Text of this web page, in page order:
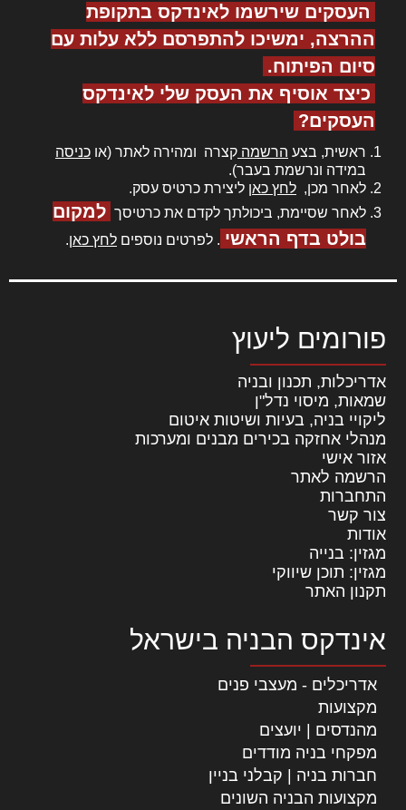
העסקים שירשמו לאינדקס בתקופת
ההרצה, ימשיכו להתפרסם ללא עלות עם
סיום הפיתוח.
כיצד אוסיף את העסק שלי לאינדקס
העסקים?
ראשית, בצע הרשמה קצרה ומהירה לאתר (או כניסה
במידה ונרשמת בעבר).
לאחר מכן, לחץ כאן ליצירת כרטיס עסק.
לאחר שסיימת, ביכולתך לקדם את כרטיסך למקום
בולט בדף הראשי . לפרטים נוספים לחץ כאן.
פורומים ליעוץ
אדריכלות, תכנון ובניה
שמאות, מיסוי נדל"ן
ליקויי בניה, בעיות ושיטות איטום
מנהלי אחזקה בכירים מבנים ומערכות
אזור אישי
הרשמה לאתר
התחברות
צור קשר
אודות
מגזין: בנייה
מגזין: תוכן שיווקי
תקנון האתר
אינדקס הבניה בישראל
אדריכלים - מעצבי פנים
מקצועות
מהנדסים | יועצים
מפקחי בניה מודדים
חברות בניה | קבלני בניין
מקצועות הבניה השונים